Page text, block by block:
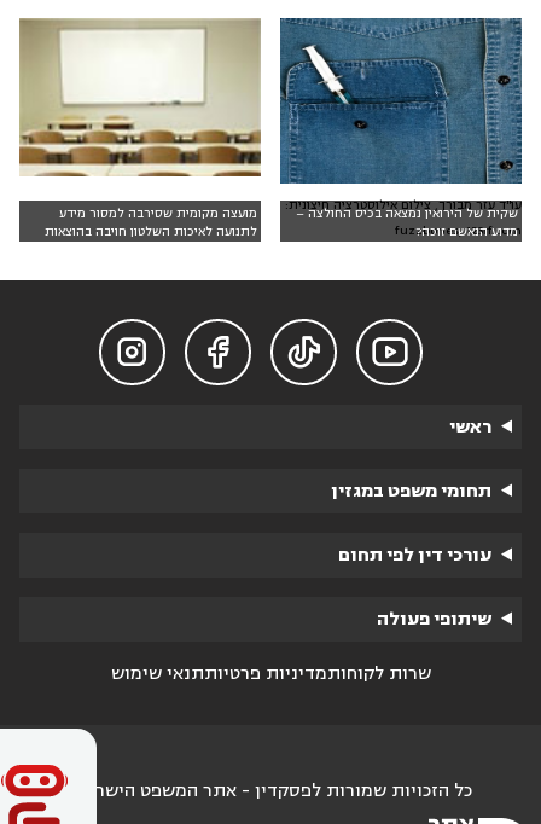
שקית של הירואין נמצאה בכיס החולצה –
מדוע הנאשם זוכה?
עו"ד עזר מבורך, צילום אילוסטרציה חיצונית:
fuzzbones, 123rf.com
מועצה מקומית שסירבה למסור מידע
לתנועה לאיכות השלטון חויבה בהוצאות




ראשי
תחומי משפט במגזין
עורכי דין לפי תחום
שיתופי פעולה
שרות לקוחותמדיניות פרטיותתנאי שימוש
כל הזכויות שמורות לפסקדין - אתר המשפט הישראלי